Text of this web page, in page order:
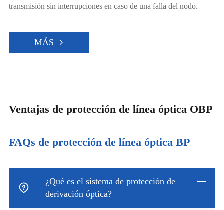
transmisión sin interrupciones en caso de una falla del nodo.
MÁS
Ventajas de protección de línea óptica OBP
FAQs de protección de línea óptica BP
¿Qué es el sistema de protección de
derivación óptica?